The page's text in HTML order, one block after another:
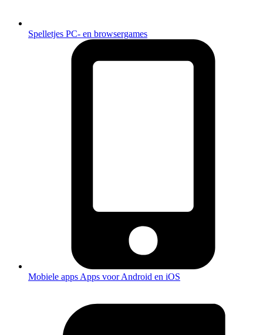
Spelletjes PC- en browsergames
Mobiele apps Apps voor Android en iOS